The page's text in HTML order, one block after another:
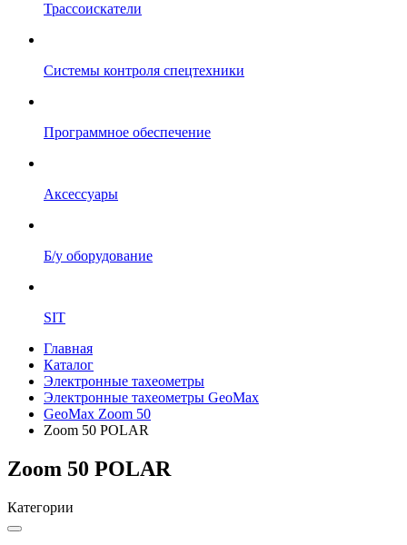
Трассоискатели
Системы контроля спецтехники
Программное обеспечение
Аксессуары
Б/у оборудование
SIT
Главная
Каталог
Электронные тахеометры
Электронные тахеометры GeoMax
GeoMax Zoom 50
Zoom 50 POLAR
Zoom 50 POLAR
Категории